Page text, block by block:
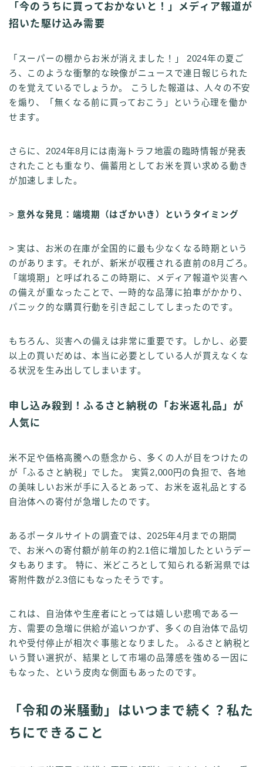
「今のうちに買っておかないと！」メディア報道が
招いた駆け込み需要
「スーパーの棚からお米が消えました！」 2024年の夏ご
ろ、このような衝撃的な映像がニュースで連日報じられた
のを覚えているでしょうか。 こうした報道は、人々の不安
を煽り、「無くなる前に買っておこう」という心理を働か
せます。
さらに、2024年8月には南海トラフ地震の臨時情報が発表
されたことも重なり、備蓄用としてお米を買い求める動き
が加速しました。
> 意外な発見：端境期（はざかいき）というタイミング
> 実は、お米の在庫が全国的に最も少なくなる時期という
のがあります。それが、新米が収穫される直前の8月ごろ。
「端境期」と呼ばれるこの時期に、メディア報道や災害へ
の備えが重なったことで、一時的な品薄に拍車がかかり、
パニック的な購買行動を引き起こしてしまったのです。
もちろん、災害への備えは非常に重要です。しかし、必要
以上の買いだめは、本当に必要としている人が買えなくな
る状況を生み出してしまいます。
申し込み殺到！ふるさと納税の「お米返礼品」が
人気に
米不足や価格高騰への懸念から、多くの人が目をつけたの
が「ふるさと納税」でした。 実質2,000円の負担で、各地
の美味しいお米が手に入るとあって、お米を返礼品とする
自治体への寄付が急増したのです。
あるポータルサイトの調査では、2025年4月までの期間
で、お米への寄付額が前年の約2.1倍に増加したというデー
タもあります。 特に、米どころとして知られる新潟県では
寄附件数が2.3倍にもなったそうです。
これは、自治体や生産者にとっては嬉しい悲鳴である一
方、需要の急増に供給が追いつかず、多くの自治体で品切
れや受付停止が相次ぐ事態となりました。 ふるさと納税と
いう賢い選択が、結果として市場の品薄感を強める一因に
もなった、という皮肉な側面もあったのです。
「令和の米騒動」はいつまで続く？私た
ちにできること